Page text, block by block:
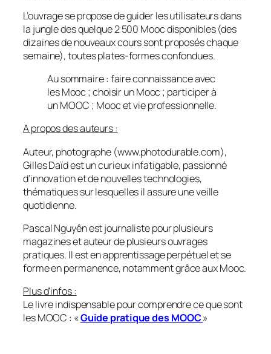
L’ouvrage se propose de guider les utilisateurs dans
la jungle des quelque 2 500 Mooc disponibles (des
dizaines de nouveaux cours sont proposés chaque
semaine), toutes plates-formes confondues.
Au sommaire : faire connaissance avec
les Mooc ; choisir un Mooc ; participer à
un MOOC ; Mooc et vie professionnelle.
A propos des auteurs :
Auteur, photographe (www.photodurable.com),
Gilles Daïd est un curieux infatigable, passionné
d’innovation et de nouvelles technologies,
thématiques sur lesquelles il assure une veille
quotidienne.
Pascal Nguyên est journaliste pour plusieurs
magazines et auteur de plusieurs ouvrages
pratiques. Il est en apprentissage perpétuel et se
forme en permanence, notamment grâce aux Mooc.
Plus d’infos :
Le livre indispensable pour comprendre ce que sont
les MOOC : «Guide pratique des MOOC»